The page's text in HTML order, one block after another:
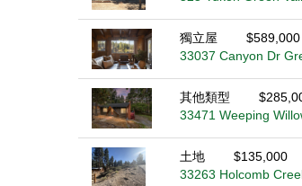
獨立屋
$589,000
33037 Canyon Dr
其他類型
33471 Weeping
土地
$135,000
33263 Holcomb